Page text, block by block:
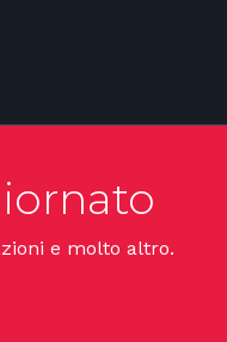
e molto altro.